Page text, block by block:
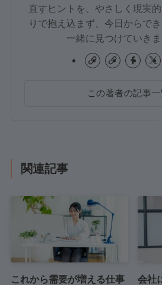
直すヒントを、やさしく現実
りで抱え込まず、今日からで
一緒に見つけていきま
この著者の記事
関連記事
これから需要が増える仕事
会社